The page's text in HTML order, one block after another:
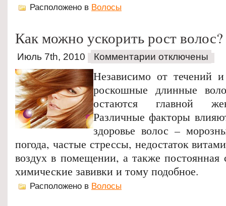
Расположено в Волосы
Как можно ускорить рост волос?
Июль 7th, 2010 Комментарии отключены
Независимо от течений
роскошные длинные
остаются главной
Различные факторы
здоровье волос –
погода, частые стрессы, недостаток
воздух в помещении, а также
химические завивки и тому подобное.
Расположено в Волосы